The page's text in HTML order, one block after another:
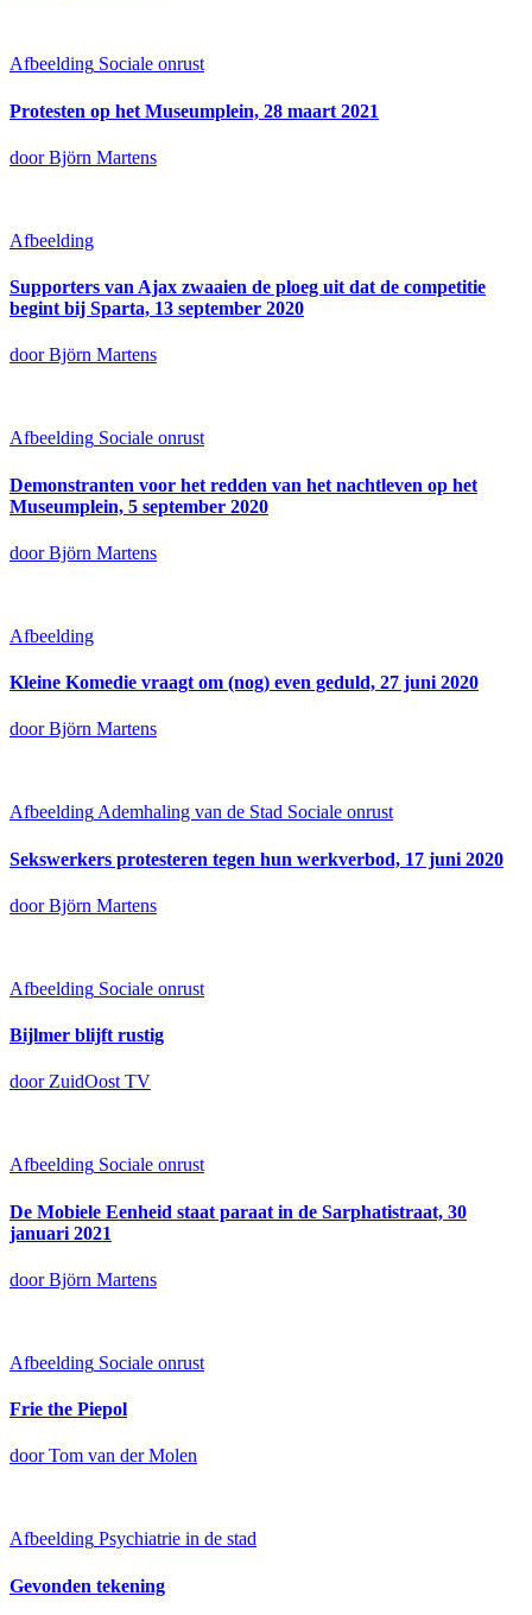
Afbeelding Sociale onrust
Protesten op het Museumplein, 28 maart 2021
door Björn Martens
Afbeelding
Supporters van Ajax zwaaien de ploeg uit dat de competitie
begint bij Sparta, 13 september 2020
door Björn Martens
Afbeelding Sociale onrust
Demonstranten voor het redden van het nachtleven op het
Museumplein, 5 september 2020
door Björn Martens
Afbeelding
Kleine Komedie vraagt om (nog) even geduld, 27 juni 2020
door Björn Martens
Afbeelding Ademhaling van de Stad Sociale onrust
Sekswerkers protesteren tegen hun werkverbod, 17 juni 2020
door Björn Martens
Afbeelding Sociale onrust
Bijlmer blijft rustig
door ZuidOost TV
Afbeelding Sociale onrust
De Mobiele Eenheid staat paraat in de Sarphatistraat, 30
januari 2021
door Björn Martens
Afbeelding Sociale onrust
Frie the Piepol
door Tom van der Molen
Afbeelding Psychiatrie in de stad
Gevonden tekening